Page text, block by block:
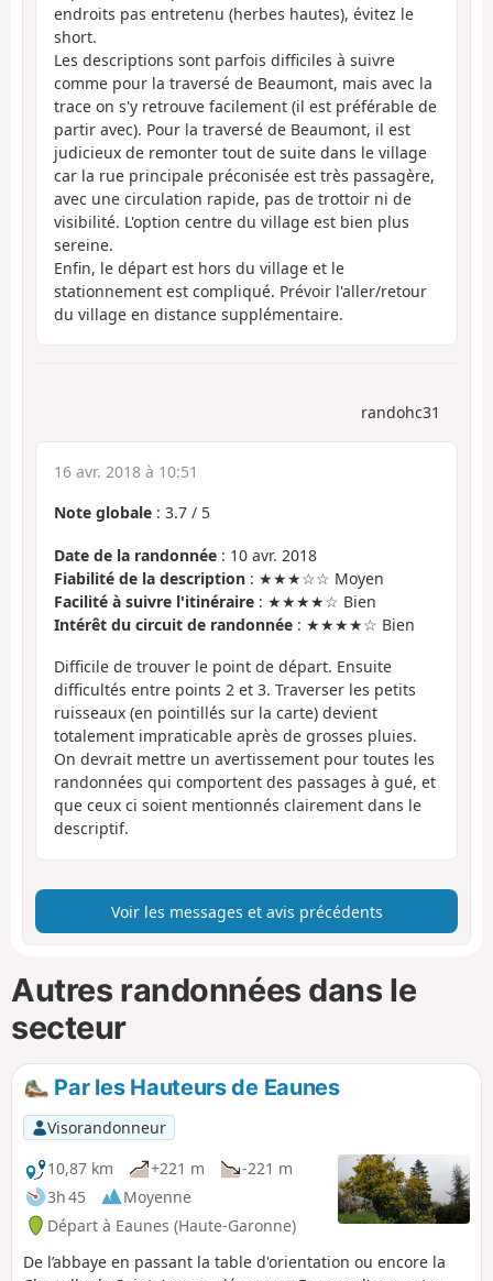
endroits pas entretenu (herbes hautes), évitez le
short.
Les descriptions sont parfois difficiles à suivre
comme pour la traversé de Beaumont, mais avec la
trace on s'y retrouve facilement (il est préférable de
partir avec). Pour la traversé de Beaumont, il est
judicieux de remonter tout de suite dans le village
car la rue principale préconisée est très passagère,
avec une circulation rapide, pas de trottoir ni de
visibilité. L'option centre du village est bien plus
sereine.
Enfin, le départ est hors du village et le
stationnement est compliqué. Prévoir l'aller/retour
du village en distance supplémentaire.
randohc31
16 avr. 2018 à 10:51
Note globale : 3.7 / 5
Date de la randonnée : 10 avr. 2018
Fiabilité de la description : ★★★☆☆ Moyen
Facilité à suivre l'itinéraire : ★★★★☆ Bien
Intérêt du circuit de randonnée : ★★★★☆ Bien
Difficile de trouver le point de départ. Ensuite
difficultés entre points 2 et 3. Traverser les petits
ruisseaux (en pointillés sur la carte) devient
totalement impraticable après de grosses pluies.
On devrait mettre un avertissement pour toutes les
randonnées qui comportent des passages à gué, et
que ceux ci soient mentionnés clairement dans le
descriptif.
Voir les messages et avis précédents
Autres randonnées dans le
secteur
Par les Hauteurs de Eaunes
Visorandonneur
10,87 km
+221 m
-221 m
3h 45
Moyenne
Départ à Eaunes (Haute-Garonne)
De l’abbaye en passant la table d'orientation ou encore la